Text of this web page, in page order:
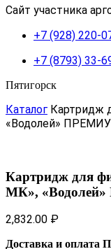
Сайт участника
+7 (928) 220-
+7 (8793) 33-
Пятигорск
Каталог Картридж
«Водолей»
Картридж для
МК»,
2,832.00 ₽
Доставка и оплата